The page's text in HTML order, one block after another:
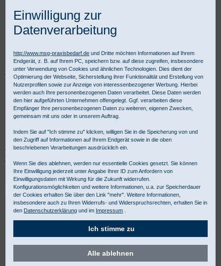
Praxisbedarf Shop Instrumente Einmalinstrumente
Peha-instrument
Scheren
Peha Instrument Einmalscheren
Peha Instrument Scheren sind beste chirurgische Einmalscheren
von Hartmann. Bestellen Sie Feder- oder Irisscheren gebogen,
gerade & günstig bei MSG. Für gewerbliche Kunden ist Kauf auf
Rechnung möglich.
Hartmann Einmalschere - Produktübersicht:
Auswahl vor Produktliste
Einwilligung zur
Datenverarbeitung
http://www.msg-praxisbedarf.de und Dritte möchten Informationen auf Ihrem
Endgerät, z. B. auf Ihrem PC, speichern bzw. auf diese zugreifen, insbesondere
unter Verwendung von Cookies und ähnlichen Technologien. Dies dient der
Optimierung der Webseite, Sicherstellung ihrer Funktionalität und Erstellung von
Nutzerprofilen sowie zur Anzeige von interessenbezogener Werbung. Hierbei
werden auch Ihre personenbezogenen Daten verarbeitet. Diese Daten werden
den hier aufgeführten Unternehmen offengelegt. Ggf. verarbeiten diese
Empfänger Ihre personenbezogenen Daten zu weiteren, eigenen Zwecken,
gemeinsam mit uns oder in unserem Auftrag.
Indem Sie auf "Ich stimme zu" klicken, willigen Sie in die Speicherung von und
den Zugriff auf Informationen auf Ihrem Endgerät sowie in die oben
beschriebenen Verarbeitungen ausdrücklich ein.
Wenn Sie dies ablehnen, werden nur essentielle Cookies gesetzt. Sie können
Ihre Einwilligung jederzeit unter Angabe Ihrer ID zum Anfordern von
Einwilligungsdaten mit Wirkung für die Zukunft widerrufen.
Konfigurationsmöglichkeiten und weitere Informationen, u.a. zur Speicherdauer
der Cookies erhalten Sie über den Link "mehr". Weitere Informationen,
insbesondere auch zu Ihren Widerrufs- und Widerspruchsrechten, erhalten Sie in
den Datenschutzerklärung und im Impressum
Ich stimme zu
Alle ablehnen